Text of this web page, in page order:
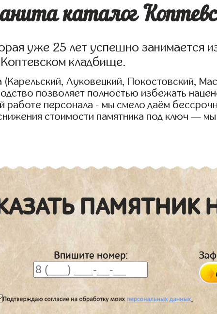
каталог
уже 25 лет успешно занимается
кладбище.
Луковецкий, Покостовский,
позволяет полностью избежать
работе персонала - мы смело даём
стоимости памятника под ключ —
ПАМЯТНИК
Впишите номер:
.